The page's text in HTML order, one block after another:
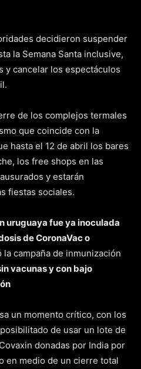
decidieron suspender
la Semana Santa inclusive,
y cancelar los espectáculos
de los complejos termales
que coincide con la
hasta el 12 de abril los bares
los free shops en las
y estarán
fiestas sociales.
uruguaya fue ya inoculada
de CoronaVac o
campaña de inmunización
vacunas y con bajo
un momento crítico, con los
de usar un lote de
donadas por India por
en medio de un cierre total